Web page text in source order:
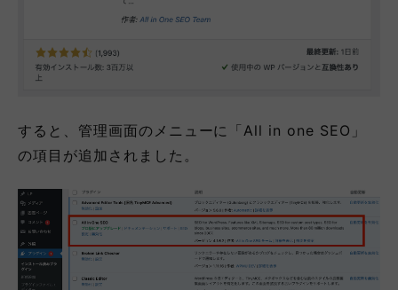
すると、管理画面のメニューに「All in one SEO」
の項目が追加されました。